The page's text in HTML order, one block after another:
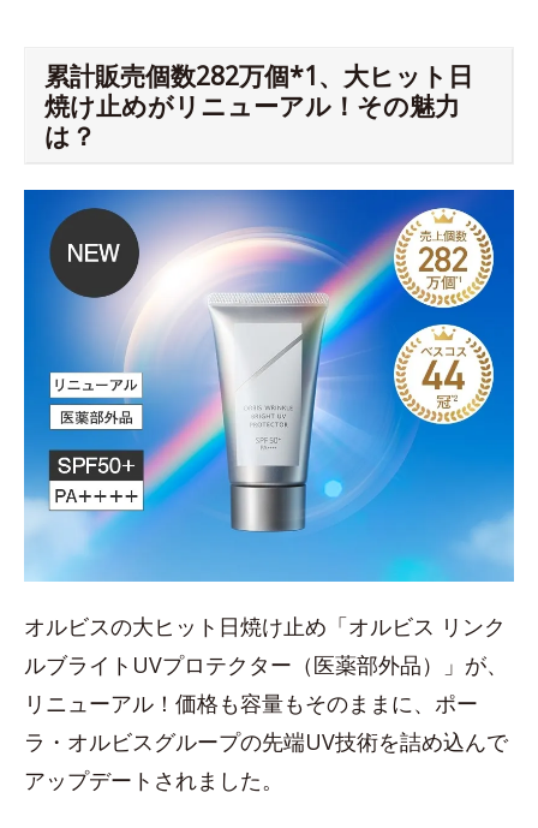
累計販売個数282万個*1、大ヒット日
焼け止めがリニューアル！その魅力
は？
オルビスの大ヒット日焼け止め「オルビス リンク
ルブライトUVプロテクター（医薬部外品）」が、
リニューアル！価格も容量もそのままに、ポー
ラ・オルビスグループの先端UV技術を詰め込んで
アップデートされました。